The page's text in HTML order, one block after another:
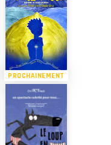
PROCHAINEMENT